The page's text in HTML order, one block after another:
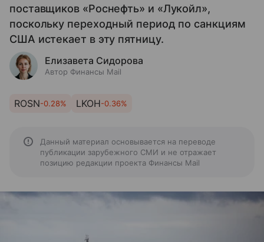
поставщиков «Роснефть» и «Лукойл»,
поскольку переходный период по санкциям
США истекает в эту пятницу.
Елизавета Сидорова
Автор Финансы Mail
ROSN-0.28% LKOH-0.36%
Данный материал основывается на переводе
публикации зарубежного СМИ и не отражает
позицию редакции проекта Финансы Mail